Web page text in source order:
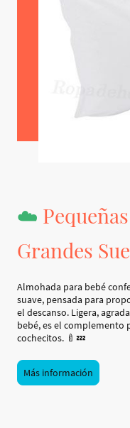
☁️
Grandes
Almohada para bebé
suave, pensada para
el descanso. Ligera,
bebé, es el complemento
cochecitos. 🍼💤
Más información